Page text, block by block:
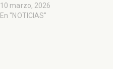
10 marzo, 2026
En "NOTICIAS"